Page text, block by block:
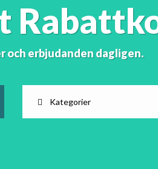
och erbjudanden dagligen.
Kategorier